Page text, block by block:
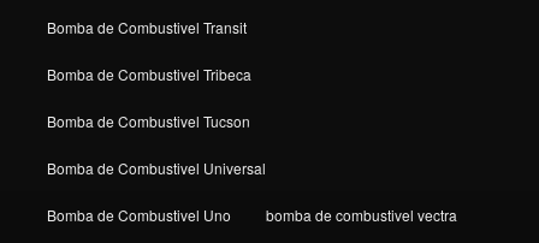
Bomba de Combustivel Transit
Bomba de Combustivel Tribeca
Bomba de Combustivel Tucson
Bomba de Combustivel Universal
Bomba de Combustivel Uno bomba de combustivel vectra